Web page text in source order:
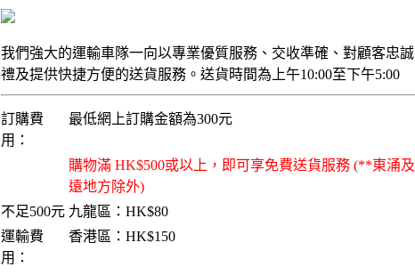
我們強大的運輸車隊一向以專業優質服務、交收準確、對顧客忠
禮及提供快捷方便的送貨服務。送貨時間為上午10:00至下午5:00
訂購費
用：
最低網上訂購金額為300元
購物滿 HK$500或以上，即可享免費送貨服務(**東涌
遠地方除外)
不足500元 九龍區：HK$80
運輸費
用：
香港區：HK$150